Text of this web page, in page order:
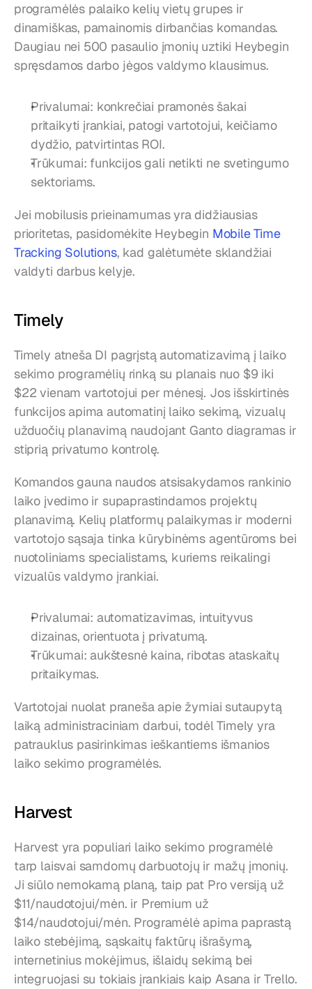
programėlės palaiko kelių vietų grupes ir
dinamiškas, pamainomis dirbančias komandas.
Daugiau nei 500 pasaulio įmonių uztiki Heybegin
spręsdamos darbo jėgos valdymo klausimus.
Privalumai: konkrečiai pramonės šakai
pritaikyti įrankiai, patogi vartotojui, keičiamo
dydžio, patvirtintas ROI.
Trūkumai: funkcijos gali netikti ne svetingumo
sektoriams.
Jei mobilusis prieinamumas yra didžiausias
prioritetas, pasidomėkite Heybegin Mobile Time
Tracking Solutions, kad galėtumėte sklandžiai
valdyti darbus kelyje.
Timely
Timely atneša DI pagrįstą automatizavimą į laiko
sekimo programėlių rinką su planais nuo $9 iki
$22 vienam vartotojui per mėnesį. Jos išskirtinės
funkcijos apima automatinį laiko sekimą, vizualų
užduočių planavimą naudojant Ganto diagramas ir
stiprią privatumo kontrolę.
Komandos gauna naudos atsisakydamos rankinio
laiko įvedimo ir supaprastindamos projektų
planavimą. Kelių platformų palaikymas ir moderni
vartotojo sąsaja tinka kūrybinėms agentūroms bei
nuotoliniams specialistams, kuriems reikalingi
vizualūs valdymo įrankiai.
Privalumai: automatizavimas, intuityvus
dizainas, orientuota į privatumą.
Trūkumai: aukštesnė kaina, ribotas ataskaitų
pritaikymas.
Vartotojai nuolat praneša apie žymiai sutaupytą
laiką administraciniam darbui, todėl Timely yra
patrauklus pasirinkimas ieškantiems išmanios
laiko sekimo programėlės.
Harvest
Harvest yra populiari laiko sekimo programėlė
tarp laisvai samdomų darbuotojų ir mažų įmonių.
Ji siūlo nemokamą planą, taip pat Pro versiją už
$11/naudotojui/mėn. ir Premium už
$14/naudotojui/mėn. Programėlė apima paprastą
laiko stebėjimą, sąskaitų faktūrų išrašymą,
internetinius mokėjimus, išlaidų sekimą bei
integruojasi su tokiais įrankiais kaip Asana ir Trello.